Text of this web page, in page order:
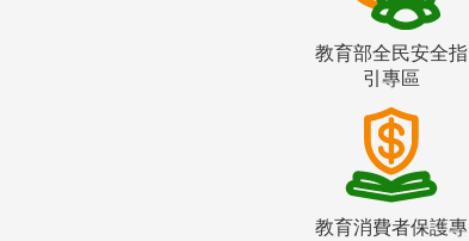
教育部全民安全指
引專區
教育消費者保護專